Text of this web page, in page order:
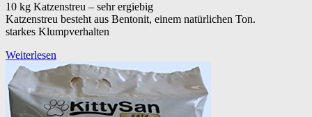
10 kg Katzenstreu – sehr ergiebig
Katzenstreu besteht aus Bentonit, einem natürlichen Ton.
starkes Klumpverhalten
Weiterlesen